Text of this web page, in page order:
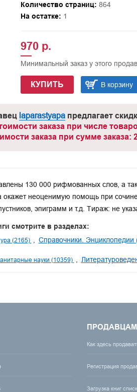
Количество страниц: 864
На остатке: 1
970 р.
Минимальный заказ у этого
КУПИТЬ В корзину
laparastyapaпредлагает
заказа при числе
заказа при сумме заказа:
130 000 рифмованных слов, а
окажет неоценимую помощь при
эпиграмм и т.д. Тираж: не
смотрите в разделах:
(2165) Справочники. Энциклопедии
науки (10359)
ПРОДАВЦАМ
Как здесь
Регистрация
Загрузка книг